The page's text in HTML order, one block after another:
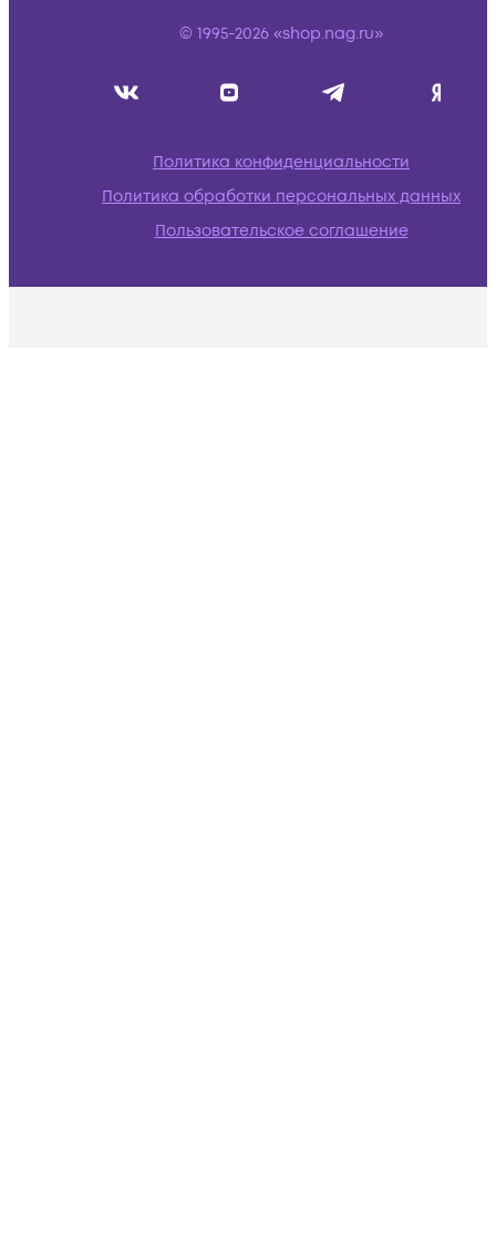
© 1995-2026 «shop.nag.ru»
Политика конфиденциальности
Политика обработки персональных данных
Пользовательское соглашение